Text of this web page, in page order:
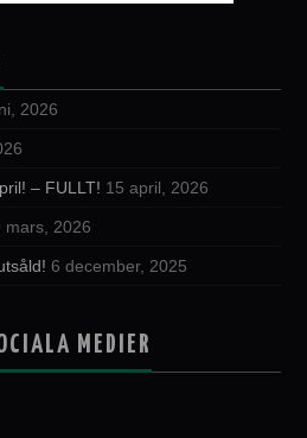
2026
– FULLT! 15 april, 2026
mars, 2026
6 december, 2025
MEDIER